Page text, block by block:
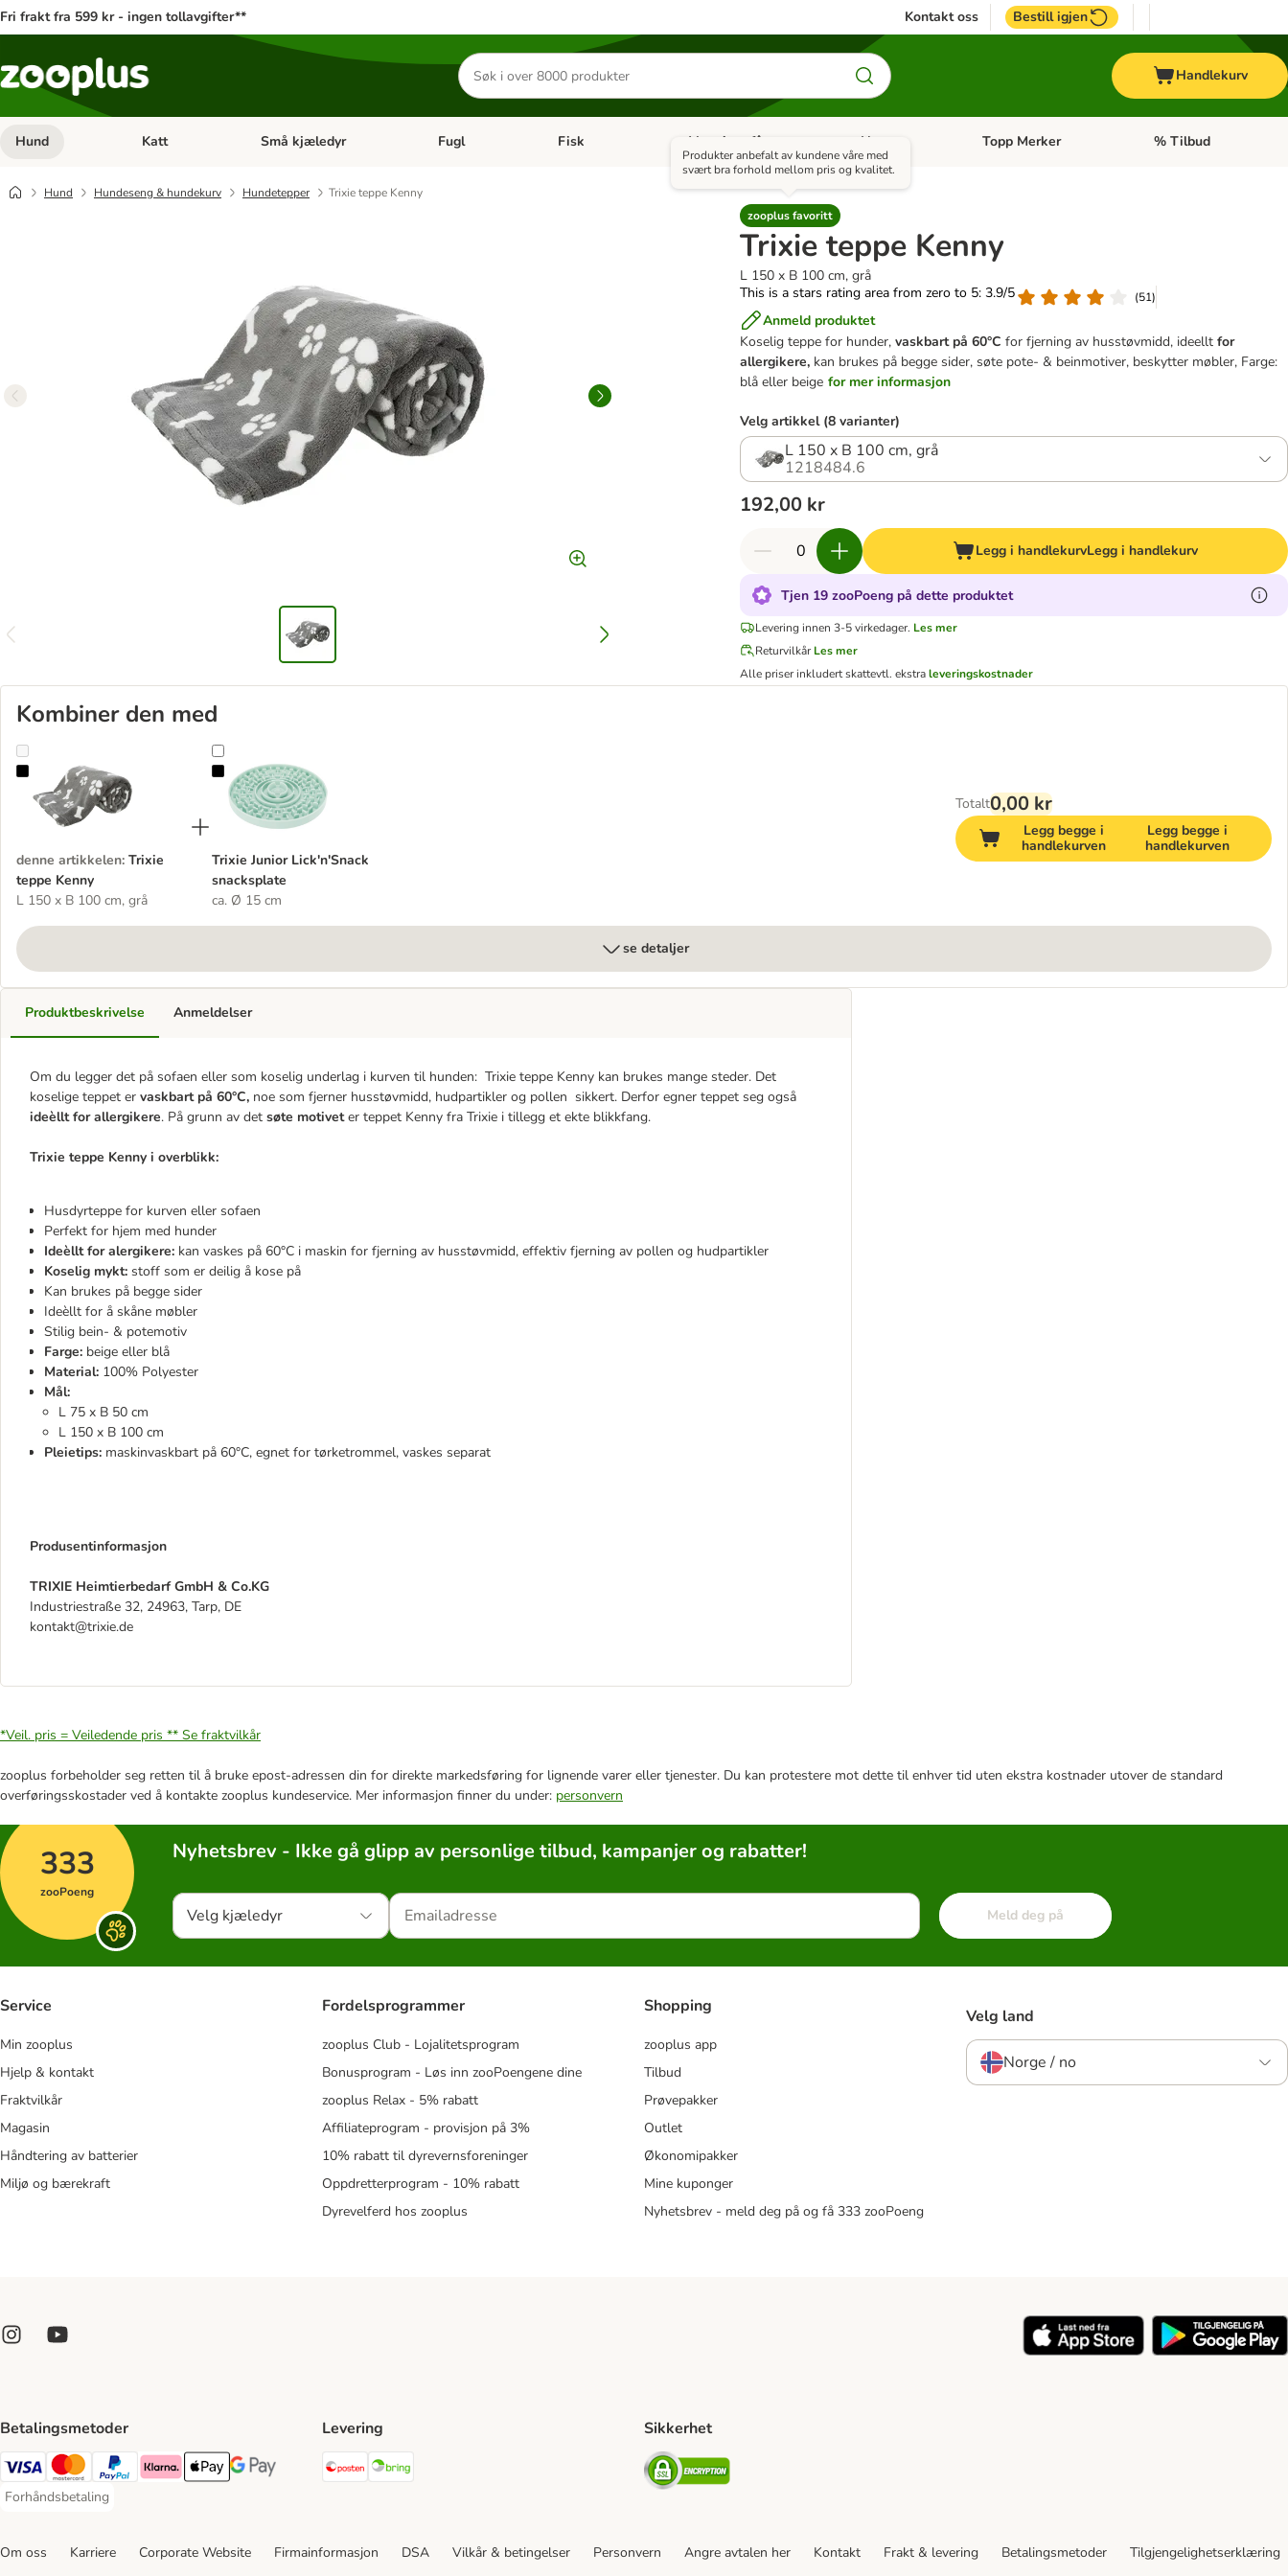
Fri frakt fra 599 kr - ingen tollavgifter** Kontakt oss Bestill igjen
Søk
etter
produkter
Handlekurv
Hund Åpne kategorimeny: Hund
Katt Åpne kategorimeny: Katt
Små kjæledyr Åpne kategorimeny: Små kjæledyr
Fugl Åpne kategorimeny: Fugl
Fisk Åpne kategorimeny: Fisk
+ Veterinærfôr Åpne kategorimeny: + Veterinærfôr
Hest Åpne kategorimeny: Hest
Topp Merker Åpne kategorimeny:
% Tilbud
Hund Hundeseng & hundekurv Hundetepper
Trixie teppe Kenny
zooplus favoritt
Produkter anbefalt av kundene våre med
svært bra forhold mellom pris og kvalitet.
Trixie teppe Kenny
L 150 x B 100 cm, grå
This is a stars rating area from zero to 5: 3.9/5
(51)
Anmeld produktet
Koselig teppe for hunder,vaskbart på 60°C for fjerning av husstøvmidd, ideelltfor
allergikere, kan brukes på begge sider, søte pote- & beinmotiver, beskytter møbler, Farge:
blå eller beige for mer informasjon
Velg artikkel (8 varianter)
L 150 x B 100 cm, grå
1218484.6
192,00 kr
Legg i handlekurvLegg i handlekurv
Tjen 19 zooPoeng på dette produktet
Levering innen 3-5 virkedager. Les mer
Returvilkår Les mer
Alle priser inkludert skattevtl. ekstraleveringskostnader
Kombiner den med
Trixie teppe Kenny
denne artikkelen: Trixie
teppe Kenny
L 150 x B 100 cm, grå
Trixie Junior Lick'n'Snack snacksplate
Trixie Junior Lick'n'Snack
snacksplate
ca. Ø 15 cm
Totalt0,00 kr
Legg begge i
handlekurven
Legg begge i
handlekurven
se detaljer
Produktbeskrivelse
Om du legger det på sofaen eller som koselig underlag i kurven til hunden: Trixie teppe Kenny kan brukes mange steder. Det
koselige teppet er vaskbart på 60°C, noe som fjerner husstøvmidd, hudpartikler og pollen sikkert. Derfor egner teppet seg også
ideèllt for allergikere. På grunn av det søte motiveter teppet Kenny fra Trixie i tillegg et ekte blikkfang.
Trixie teppe Kenny i overblikk:
Husdyrteppe for kurven eller sofaen
Perfekt for hjem med hunder
Ideèllt for alergikere: kan vaskes på 60°C i maskin for fjerning av husstøvmidd, effektiv fjerning av pollen og hudpartikler
Koselig mykt: stoff som er deilig å kose på
Kan brukes på begge sider
Ideèllt for å skåne møbler
Stilig bein- & potemotiv
Farge: beige eller blå
Material: 100% Polyester
Mål:
L 75 x B 50 cm
L 150 x B 100 cm
Pleietips: maskinvaskbart på 60°C, egnet for tørketrommel, vaskes separat
Produsentinformasjon
TRIXIE Heimtierbedarf GmbH & Co.KG
Industriestraße 32, 24963, Tarp, DE
kontakt@trixie.de
Anmeldelser
*Veil. pris = Veiledende pris ** Se fraktvilkår
zooplus forbeholder seg retten til å bruke epost-adressen din for direkte markedsføring for lignende varer eller tjenester. Du kan protestere mot dette til enhver tid uten ekstra kostnader utover de standard
overføringsskostader ved å kontakte zooplus kundeservice. Mer informasjon finner du under: personvern
333
zooPoeng
Nyhetsbrev - Ikke gå glipp av personlige tilbud, kampanjer og rabatter!
Velg kjæledyr Meld deg på
Service
Min zooplus
Hjelp & kontakt
Fraktvilkår
Magasin
Håndtering av batterier
Miljø og bærekraft
Fordelsprogrammer
zooplus Club - Lojalitetsprogram
Bonusprogram - Løs inn zooPoengene dine
zooplus Relax - 5% rabatt
Affiliateprogram - provisjon på 3%
10% rabatt til dyrevernsforeninger
Oppdretterprogram - 10% rabatt
Dyrevelferd hos zooplus
Shopping
zooplus app
Tilbud
Prøvepakker
Outlet
Økonomipakker
Mine kuponger
Nyhetsbrev - meld deg på og få 333 zooPoeng
Velg land
Norge / no
Betalingsmetoder
Visa Payment Method
Mastercard Payment Method
PayPal Payment Method
Klarna Payment Method
Apple Pay Payment Method
Google Pay Payment Method
Forhåndsbetaling
Forhåndsbetaling Payment Method
Levering
Posten Shipping Method
Sikkerhet
Security
Om oss Karriere Corporate Website Firmainformasjon DSA Vilkår & betingelser Personvern Angre avtalen her Kontakt Frakt & levering Betalingsmetoder Tilgjengelighetserklæring